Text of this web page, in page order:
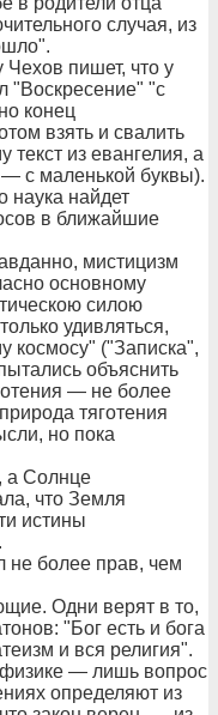
случая, из
пишет, что у
"Воскресение" "с
конец
взять и свалить
текст из евангелия, а
— с маленькой буквы).
наука найдет
в ближайшие
мистицизм
основному
силою
удивляться,
космосу" ("Записка",
объяснить
— не более
тяготения
но пока
а Солнце
что Земля
истины
не более прав, чем
Одни верят в то,
"Бог есть и бога
и вся религия".
физике — лишь вопрос
определяют из